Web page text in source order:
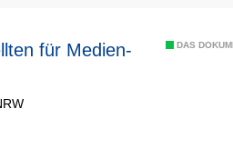
DAS
für Medien-